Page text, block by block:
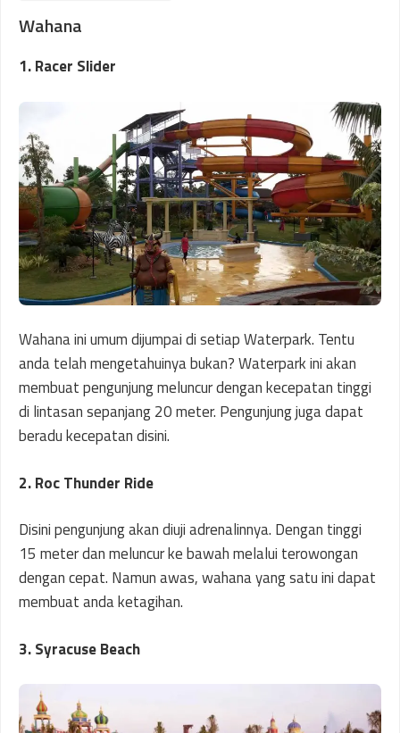
Wahana
1. Racer Slider
Wahana ini umum dijumpai di setiap Waterpark. Tentu
anda telah mengetahuinya bukan? Waterpark ini akan
membuat pengunjung meluncur dengan kecepatan tinggi
di lintasan sepanjang 20 meter. Pengunjung juga dapat
beradu kecepatan disini.
2.Roc Thunder Ride
Disini pengunjung akan diuji adrenalinnya. Dengan tinggi
15 meter dan meluncur ke bawah melalui terowongan
dengan cepat. Namun awas, wahana yang satu ini dapat
membuat anda ketagihan.
3.Syracuse Beach